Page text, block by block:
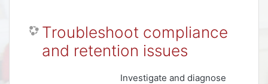
Troubleshoot compliance
and retention issues
Investigate and diagnose